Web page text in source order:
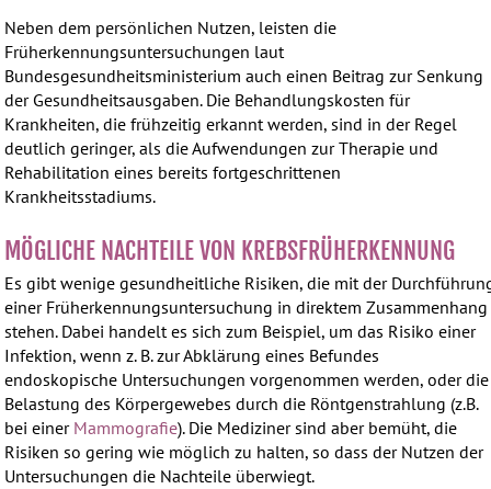
Neben dem persönlichen Nutzen, leisten die
Früherkennungsuntersuchungen laut
Bundesgesundheitsministerium auch einen Beitrag zur Senkung
der Gesundheitsausgaben. Die Behandlungskosten für
Krankheiten, die frühzeitig erkannt werden, sind in der Regel
deutlich geringer, als die Aufwendungen zur Therapie und
Rehabilitation eines bereits fortgeschrittenen
Krankheitsstadiums.
MÖGLICHE NACHTEILE VON KREBSFRÜHERKENNUNG
Es gibt wenige gesundheitliche Risiken, die mit der
einer Früherkennungsuntersuchung in direktem Zusammenhang
stehen. Dabei handelt es sich zum Beispiel, um das Risiko einer
Infektion, wenn z. B. zur Abklärung eines Befundes
endoskopische Untersuchungen vorgenommen werden, oder die
Belastung des Körpergewebes durch die Röntgenstrahlung (z.B.
bei einer Mammografie). Die Mediziner sind aber bemüht, die
Risiken so gering wie möglich zu halten, so dass der Nutzen der
Untersuchungen die Nachteile überwiegt.